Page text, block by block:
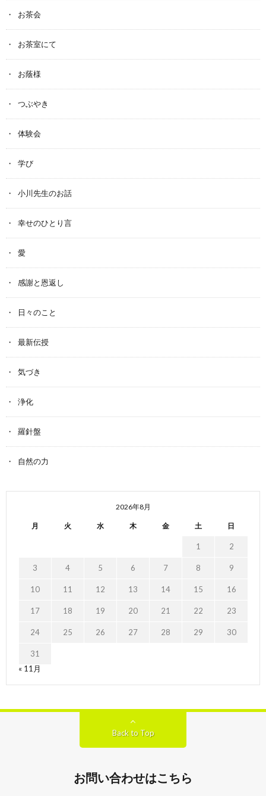
お茶会
お茶室にて
お蔭様
つぶやき
体験会
学び
小川先生のお話
幸せのひとり言
愛
感謝と恩返し
日々のこと
最新伝授
気づき
浄化
羅針盤
自然の力
2026年8月
月 火 水 木 金 土 日
1 2
3 4 5 6 7 8 9
10 11 12 13 14 15 16
17 18 19 20 21 22 23
24 25 26 27 28 29 30
31
« 11月
Back to Top
お問い合わせはこちら